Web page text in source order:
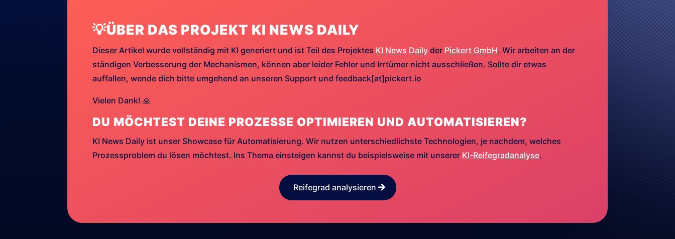
💡ÜBER DAS PROJEKT KI NEWS DAILY
Dieser Artikel wurde vollständig mit KI generiert und ist Teil des Projektes KI News Daily der Pickert GmbH. Wir arbeiten an der
ständigen Verbesserung der Mechanismen, können aber leider Fehler und Irrtümer nicht ausschließen. Sollte dir etwas
auffallen, wende dich bitte umgehend an unseren Support und feedback[at]pickert.io
Vielen Dank! 🙏
DU MÖCHTEST DEINE PROZESSE OPTIMIEREN UND AUTOMATISIEREN?
KI News Daily ist unser Showcase für Automatisierung. Wir nutzen unterschiedlichste Technologien, je nachdem, welches
Prozessproblem du lösen möchtest. Ins Thema einsteigen kannst du beispielsweise mit unserer KI-Reifegradanalyse.
Reifegrad analysieren